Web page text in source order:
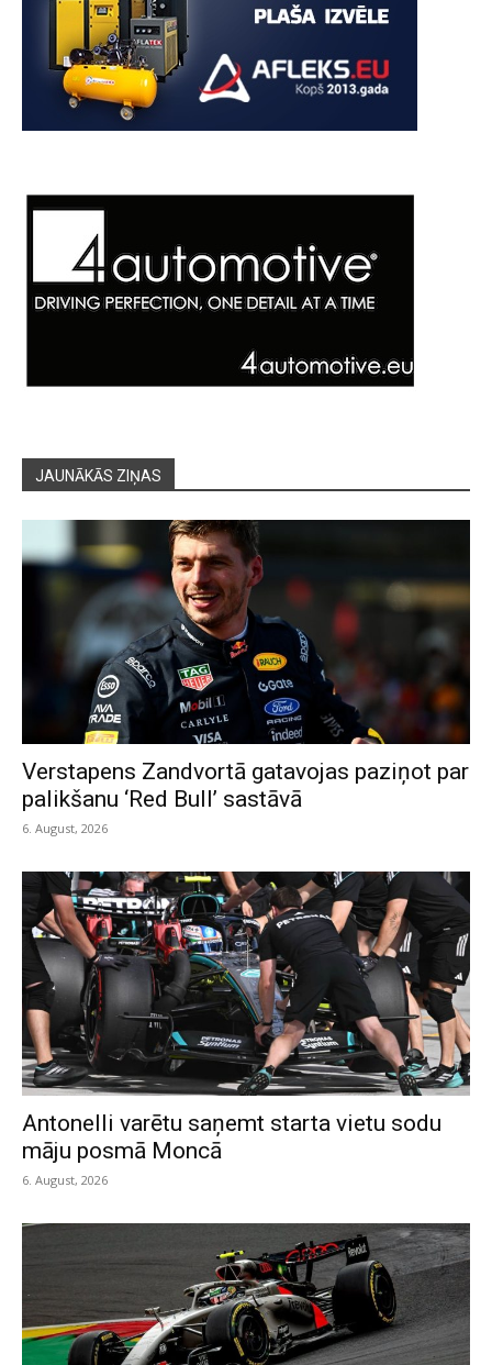
JAUNĀKĀS ZIŅAS
Verstapens Zandvortā gatavojas paziņot par
palikšanu ‘Red Bull’ sastāvā
6. August, 2026
Antonelli varētu saņemt starta vietu sodu
māju posmā Moncā
6. August, 2026